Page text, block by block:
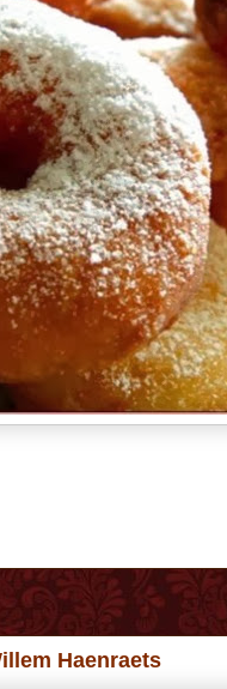
Haenraets